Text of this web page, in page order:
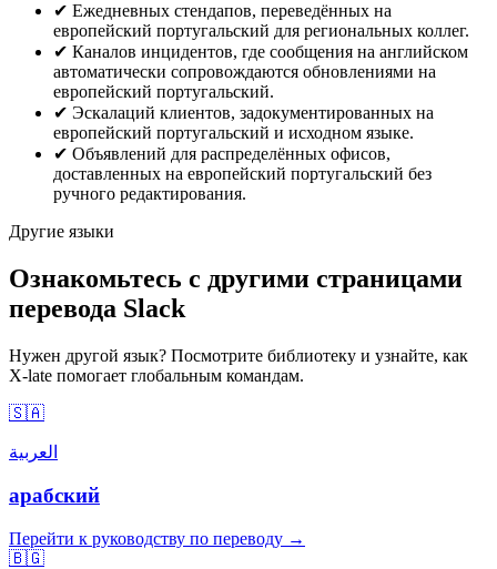
✔ Ежедневных стендапов, переведённых на
европейский португальский для региональных коллег.
✔ Каналов инцидентов, где сообщения на английском
автоматически сопровождаются обновлениями на
европейский португальский.
✔ Эскалаций клиентов, задокументированных на
европейский португальский и исходном языке.
✔ Объявлений для распределённых офисов,
доставленных на европейский португальский без
ручного редактирования.
Другие языки
Ознакомьтесь с другими страницами
перевода Slack
Нужен другой язык? Посмотрите библиотеку и узнайте, как
X-late помогает глобальным командам.
🇸🇦
العربية
арабский
Перейти к руководству по переводу →
🇧🇬